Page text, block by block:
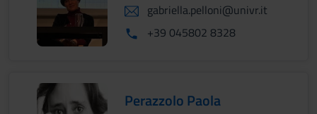
gabriella.pelloni@univr.it
+39 045802 8328
Perazzolo Paola